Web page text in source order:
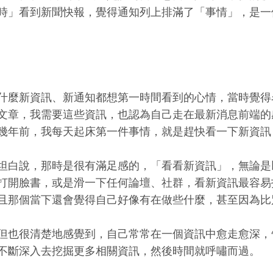
」看到新聞快報，覺得通知列上排滿了「事情」，是
麼新資訊、新通知都想第一時間看到的心情，當時覺
章，我需要這些資訊，也認為自己走在最新消息前端
年前，我每天起床第一件事情，就是趕快看一下新資
白說，那時是很有滿足感的，「看看新資訊」，無論
開臉書，或是滑一下任何論壇、社群，看新資訊最容
那個當下還會覺得自己好像有在做些什麼，甚至因為
也很清楚地感覺到，自己常常在一個資訊中愈走愈深
斷深入去挖掘更多相關資訊，然後時間就呼嘯而過。